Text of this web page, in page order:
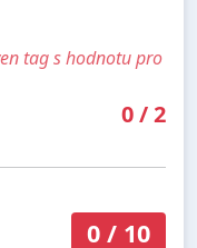
tag s hodnotu pro
0/2
0/ 10